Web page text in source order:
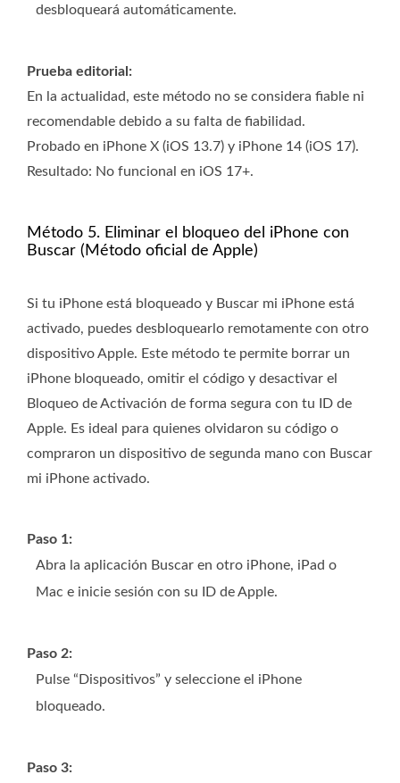
desbloqueará automáticamente.
Prueba editorial:
En la actualidad, este método no se considera fiable ni
recomendable debido a su falta de fiabilidad.
Probado en iPhone X (iOS 13.7) y iPhone 14 (iOS 17).
Resultado: No funcional en iOS 17+.
Método 5. Eliminar el bloqueo del iPhone con
Buscar (Método oficial de Apple)
Si tu iPhone está bloqueado y Buscar mi iPhone está
activado, puedes desbloquearlo remotamente con otro
dispositivo Apple. Este método te permite borrar un
iPhone bloqueado, omitir el código y desactivar el
Bloqueo de Activación de forma segura con tu ID de
Apple. Es ideal para quienes olvidaron su código o
compraron un dispositivo de segunda mano con Buscar
mi iPhone activado.
Paso 1:
Abra la aplicación Buscar en otro iPhone, iPad o
Mac e inicie sesión con su ID de Apple.
Paso 2:
Pulse “Dispositivos” y seleccione el iPhone
bloqueado.
Paso 3: